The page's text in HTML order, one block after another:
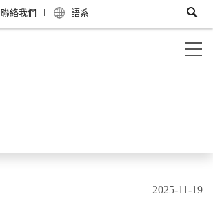
聯絡我們 語系
2025-11-19